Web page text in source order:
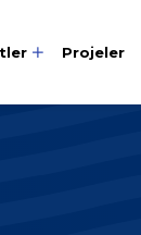
Projeler